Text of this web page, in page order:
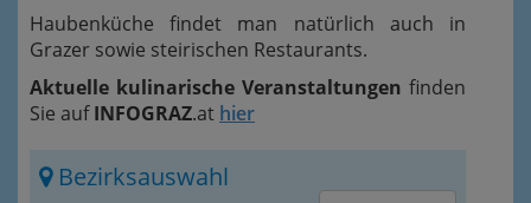
Haubenküche findet man natürlich auch in
Grazer sowie steirischen Restaurants.
Aktuelle kulinarische Veranstaltungen finden
Sie aufINFOGRAZ.at hier
Bezirksauswahl